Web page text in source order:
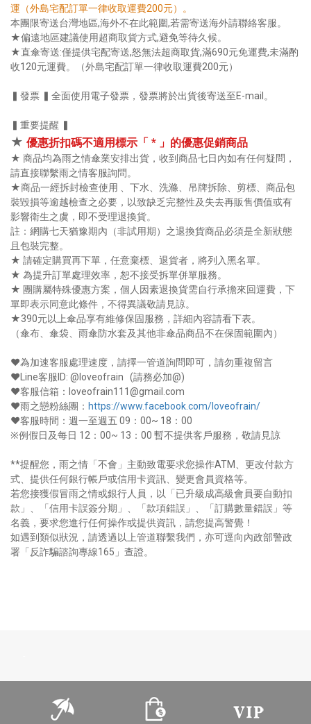
運（外島宅配訂單一律收取運費200元）。
本團限寄送台灣地區,海外不在此範圍,若需寄送海外請聯絡客服。
★偏遠地區建議使用超商取貨方式,避免等待久候。
★直傘寄送:僅提供宅配寄送,怒無法超商取貨,滿690元免運費,未滿酌
收120元運費。（外島宅配訂單一律收取運費200元）
▍發票 ▍全面使用電子發票，發票將於出貨後寄送至E-mail。
▍重要提醒 ▍
★ 優惠折扣碼不適用標示「 * 」的優惠促銷商品
★ 商品均為雨之情傘業安排出貨，收到商品七日內如有任何疑問，
請直接聯繫雨之情客服詢問。
★商品一經拆封檢查使用 、下水、洗滌、吊牌拆除、剪標、商品包
裝毀損等逾越檢查之必要，以致缺乏完整性及失去再販售價值或有
影響衛生之虞，即不受理退換貨。
註：網購七天猶豫期內（非試用期）之退換貨商品必須是全新狀態
且包裝完整。
★ 請確定購買再下單，任意棄標、退貨者，將列入黑名單。
★ 為提升訂單處理效率，恕不接受拆單併單服務。
★ 團購屬特殊優惠方案，個人因素退換貨需自行承擔來回運費，下
單即表示同意此條件，不得異議敬請見諒。
★390元以上傘品享有維修保固服務，詳細內容請看下表。
（傘布、傘袋、雨傘防水套及其他非傘品商品不在保固範圍內）
❤為加速客服處理速度，請擇一管道詢問即可，請勿重複留言
❤Line客服ID: @loveofrain (請務必加@)
❤客服信箱：loveofrain111@gmail.com
❤雨之戀粉絲團： https://www.facebook.com/loveofrain/
❤客服時間：週一至週五 09：00~ 18：00
※例假日及每日 12：00~ 13：00 暫不提供客戶服務，敬請見諒
**提醒您，雨之情「不會」主動致電要求您操作ATM、更改付款方
式、提供任何銀行帳戶或信用卡資訊、變更會員資格等。
若您接獲假冒雨之情或銀行人員，以「已升級成高級會員要自動扣
款」、「信用卡誤簽分期」、「款項錯誤」、「訂購數量錯誤」等
名義，要求您進行任何操作或提供資訊，請您提高警覺！
如遇到類似狀況，請透過以上管道聯繫我們，亦可逕向內政部警政
署「反詐騙諮詢專線165」查證。